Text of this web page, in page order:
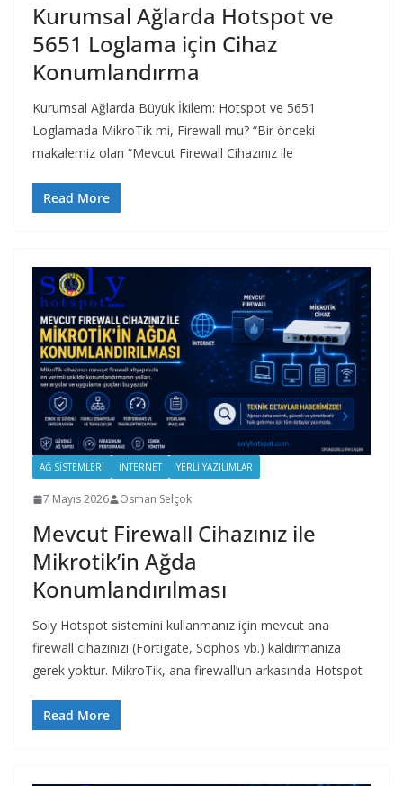
Kurumsal Ağlarda Hotspot ve
5651 Loglama için Cihaz
Konumlandırma
Kurumsal Ağlarda Büyük İkilem: Hotspot ve 5651
Loglamada MikroTik mi, Firewall mu? “Bir önceki
makalemiz olan “Mevcut Firewall Cihazınız ile
Read More
AĞ SISTEMLERI İNTERNET YERLI YAZILIMLAR
7 Mayıs 2026 Osman Selçok
Mevcut Firewall Cihazınız ile
Mikrotik’in Ağda
Konumlandırılması
Soly Hotspot sistemini kullanmanız için mevcut ana
firewall cihazınızı (Fortigate, Sophos vb.) kaldırmanıza
gerek yoktur. MikroTik, ana firewall’un arkasında Hotspot
Read More